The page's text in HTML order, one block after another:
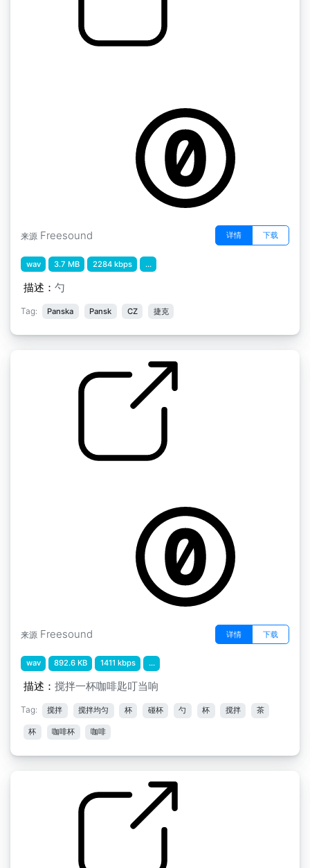
来源 Freesound 详情 下载
wav 3.7 MB 2284 kbps ...
描述： 勺
Tag: Panska Pansk CZ 捷克
来源 Freesound 详情 下载
wav 892.6 KB 1411 kbps ...
描述： 搅拌一杯咖啡匙叮当响
Tag: 搅拌 搅拌均匀 杯 碰杯 勺 杯 搅拌 茶
杯 咖啡杯 咖啡